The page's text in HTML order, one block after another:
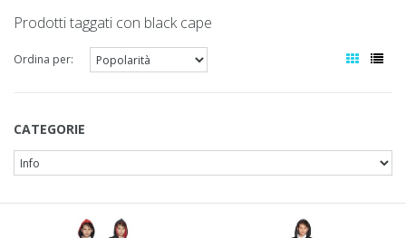
Prodotti taggati con black cape
Ordina per:
CATEGORIE